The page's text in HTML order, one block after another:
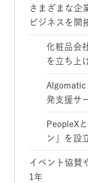
さまざまな企
ビジネスを開
化粧品会
を立ち上
Algomatic
発支援サ
PeopleX
ン」を設
イベント協賛
1年